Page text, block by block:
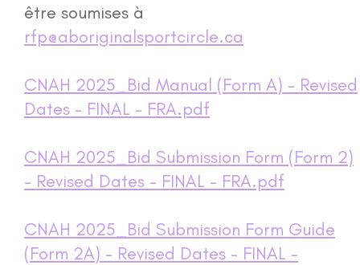
être soumises à
rfp@aboriginalsportcircle.ca
CNAH 2025_Bid Manual (Form A) - Revised
Dates - FINAL - FRA.pdf
CNAH 2025_Bid Submission Form (Form 2)
- Revised Dates - FINAL - FRA.pdf
CNAH 2025_Bid Submission Form Guide
(Form 2A) - Revised Dates - FINAL -
More...